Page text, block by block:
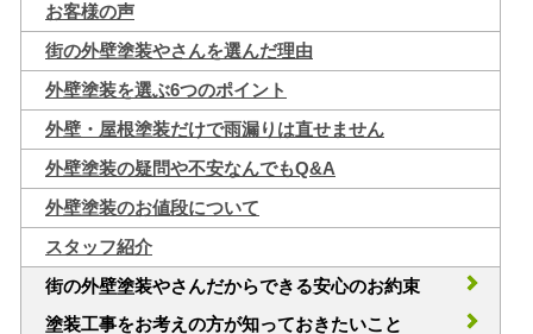
お客様の声
街の外壁塗装やさんを選んだ理由
外壁塗装を選ぶ6つのポイント
外壁・屋根塗装だけで雨漏りは直せません
外壁塗装の疑問や不安なんでもQ&A
外壁塗装のお値段について
スタッフ紹介
街の外壁塗装やさんだからできる安心のお約束
塗装工事をお考えの方が知っておきたいこと